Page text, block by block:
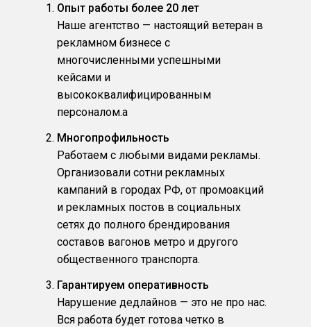
Опыт работы более 20 лет
Наше агентство — настоящий ветеран в
рекламном бизнесе с
многочисленными успешными
кейсами и
высококвалифицированным
персоналом.a
Многопрофильность
Работаем с любыми видами рекламы.
Организовали сотни рекламных
кампаний в городах РФ, от промоакций
и рекламных постов в социальных
сетях до полного брендирования
составов вагонов метро и другого
общественного транспорта.
Гарантируем оперативность
Нарушение дедлайнов — это не про нас.
Вся работа будет готова четко в